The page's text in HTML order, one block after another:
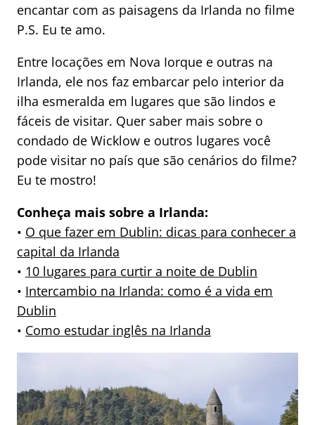
encantar com as paisagens da Irlanda no filme
P.S. Eu te amo.
Entre locações em Nova Iorque e outras na
Irlanda, ele nos faz embarcar pelo interior da
ilha esmeralda em lugares que são lindos e
fáceis de visitar. Quer saber mais sobre o
condado de Wicklow e outros lugares você
pode visitar no país que são cenários do filme?
Eu te mostro!
Conheça mais sobre a Irlanda:
• O que fazer em Dublin: dicas para conhecer a
capital da Irlanda
• 10 lugares para curtir a noite de Dublin
• Intercambio na Irlanda: como é a vida em
Dublin
• Como estudar inglês na Irlanda